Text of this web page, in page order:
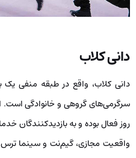
دانی کلاب
دانی کلاب، واقع در طبقه منفی
روز فعال بوده و به بازدیدکنندگان
واقعیت مجازی، گیم‌نت و سینما